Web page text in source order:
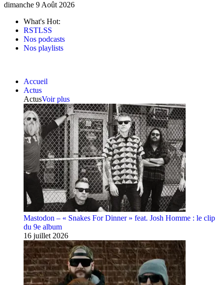
dimanche 9 Août 2026
What's Hot:
RSTLSS
Nos podcasts
Nos playlists
Accueil
Actus
ActusVoir plus
Mastodon – « Snakes For Dinner » feat. Josh Homme : le clip
du 9e album
16 juillet 2026